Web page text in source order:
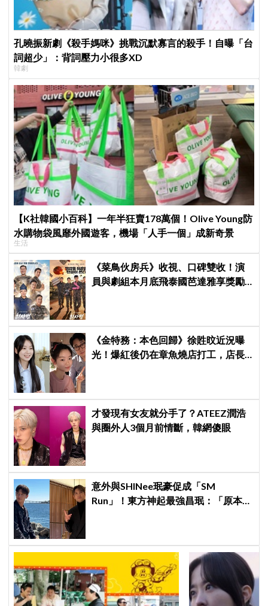
孔曉振新劇《殺手媽咪》挑戰沉默寡言的殺手！自曝「台
詞超少」：背詞壓力小很多XD
韓劇
【K社韓國小百科】一年半狂賣178萬個！Olive Young防
水購物袋風靡外國遊客，機場「人手一個」成新奇景
生活
《菜鳥伙房兵》收視、口碑雙收！演
員與劇組本月底飛泰國芭達雅享獎勵
《金特務：本色回歸》徐貹旼近況曝
光！爆紅後仍在章魚燒店打工，店長
才發現有女友就分手了？ATEEZ潤浩
與圈外人3個月前情斷，韓網傻眼
意外與SHINee珉豪促成「SM
Run」！東方神起最強昌珉：「原本想